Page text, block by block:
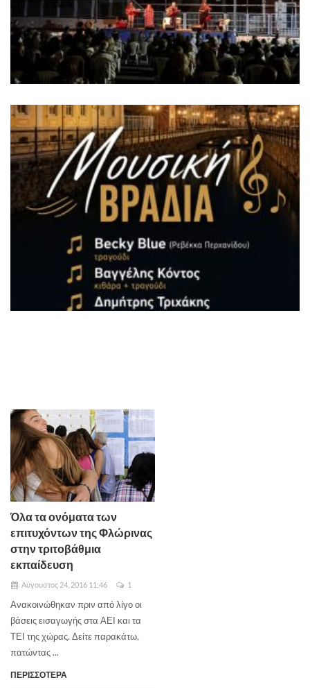
Όλα τα ονόματα των
επιτυχόντων της Φλώρινας
στην τριτοβάθμια
εκπαίδευση
Αύγουστος 24, 2016 11:46 1
Ανακοινώθηκαν πριν από λίγο οι
βάσεις εισαγωγής στα ΑΕΙ και τα
ΤΕΙ της χώρας. Δείτε παρακάτω,
πατώντας ...
ΠΕΡΙΣΣΟΤΕΡΑ